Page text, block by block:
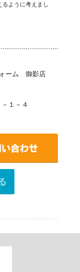
ように考えまし
ーム 御影店
１－４